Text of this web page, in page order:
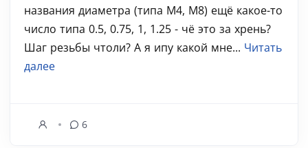
названия диаметра (типа М4, М8) ещё какое-то
число типа 0.5, 0.75, 1, 1.25 - чё это за хрень?
Шаг резьбы чтоли? А я ипу какой мне... Читать
далее
6